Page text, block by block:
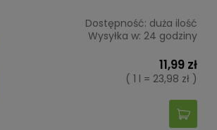
Dostępność: duża ilość
Wysyłka w: 24 godziny
11,99 zł
( 1 l = 23,98 zł )